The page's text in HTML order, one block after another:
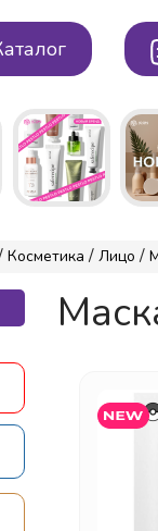
Косметика / Лицо /